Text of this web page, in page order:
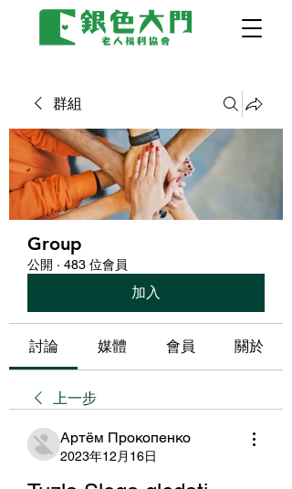
群組
Group
公開 · 483 位會員
加入
討論 媒體 會員 關於
上一步
Артём Прокопенко
2023年12月16日